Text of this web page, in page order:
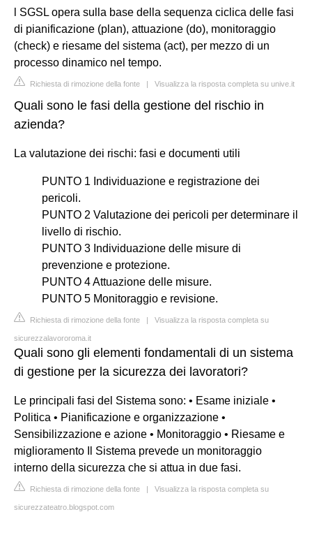
l SGSL opera sulla base della sequenza ciclica delle fasi
di pianificazione (plan), attuazione (do), monitoraggio
(check) e riesame del sistema (act), per mezzo di un
processo dinamico nel tempo.
Richiesta di rimozione della fonte | Visualizza la risposta completa su unive.it
Quali sono le fasi della gestione del rischio in
azienda?
La valutazione dei rischi: fasi e documenti utili
PUNTO 1 Individuazione e registrazione dei
pericoli.
PUNTO 2 Valutazione dei pericoli per determinare il
livello di rischio.
PUNTO 3 Individuazione delle misure di
prevenzione e protezione.
PUNTO 4 Attuazione delle misure.
PUNTO 5 Monitoraggio e revisione.
Richiesta di rimozione della fonte | Visualizza la risposta completa su
sicurezzalavororoma.it
Quali sono gli elementi fondamentali di un sistema
di gestione per la sicurezza dei lavoratori?
Le principali fasi del Sistema sono: • Esame iniziale •
Politica • Pianificazione e organizzazione •
Sensibilizzazione e azione • Monitoraggio • Riesame e
miglioramento Il Sistema prevede un monitoraggio
interno della sicurezza che si attua in due fasi.
Richiesta di rimozione della fonte | Visualizza la risposta completa su
sicurezzateatro.blogspot.com